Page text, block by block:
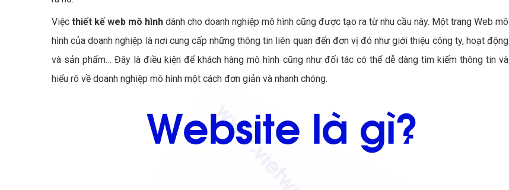
Việc thiết kế web mô hình dành cho doanh nghiệp mô hình cũng được tạo ra từ nhu cầu này. Một trang Web mô
hình của doanh nghiệp là nơi cung cấp những thông tin liên quan đến đơn vị đó như giới thiệu công ty, hoạt động
và sản phẩm… Đây là điều kiện để khách hàng mô hình cũng như đối tác có thể dễ dàng tìm kiếm thông tin và
hiểu rõ về doanh nghiệp mô hình một cách đơn giản và nhanh chóng.